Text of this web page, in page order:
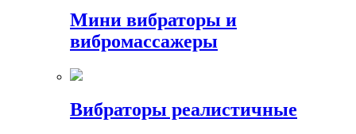
Мини вибраторы и
вибромассажеры
Вибраторы реалистичные